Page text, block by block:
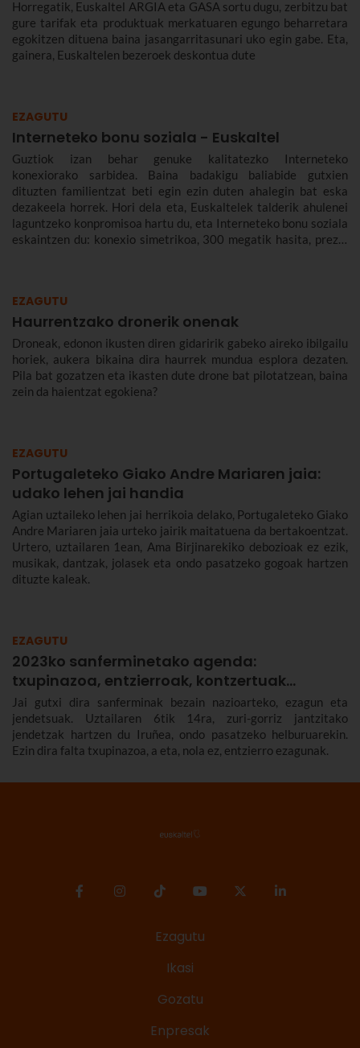
Horregatik, Euskaltel ARGIA eta GASA sortu dugu, zerbitzu bat
gure tarifak eta produktuak merkatuaren egungo beharretara
egokitzen dituena baina jasangarritasunari uko egin gabe. Eta,
gainera, Euskaltelen bezeroek deskontua dute
EZAGUTU
Interneteko bonu soziala - Euskaltel
Guztiok izan behar genuke kalitatezko Interneteko
konexiorako sarbidea. Baina badakigu baliabide gutxien
dituzten familientzat beti egin ezin duten ahalegin bat eska
dezakeela horrek. Hori dela eta, Euskaltelek talderik ahulenei
laguntzeko konpromisoa hartu du, eta Interneteko bonu soziala
eskaintzen du: konexio simetrikoa, 300 megatik hasita, prezio
EZAGUTU
Haurrentzako dronerik onenak
Droneak, edonon ikusten diren gidaririk gabeko aireko ibilgailu
horiek, aukera bikaina dira haurrek mundua esplora dezaten.
Pila bat gozatzen eta ikasten dute drone bat pilotatzean, baina
zein da haientzat egokiena?
EZAGUTU
Portugaleteko Giako Andre Mariaren jaia:
udako lehen jai handia
Agian uztaileko lehen jai herrikoia delako, Portugaleteko Giako
Andre Mariaren jaia urteko jairik maitatuena da bertakoentzat.
Urtero, uztailaren 1ean, Ama Birjinarekiko debozioak ez ezik,
musikak, dantzak, jolasek eta ondo pasatzeko gogoak hartzen
dituzte kaleak.
EZAGUTU
2023ko sanferminetako agenda:
txupinazoa, entzierroak, kontzertuak…
Jai gutxi dira sanferminak bezain nazioarteko, ezagun eta
jendetsuak. Uztailaren 6tik 14ra, zuri-gorriz jantzitako
jendetzak hartzen du Iruñea, ondo pasatzeko helburuarekin.
Ezin dira falta txupinazoa, a eta, nola ez, entzierro ezagunak.
Ezagutu
Ikasi
Gozatu
Enpresak